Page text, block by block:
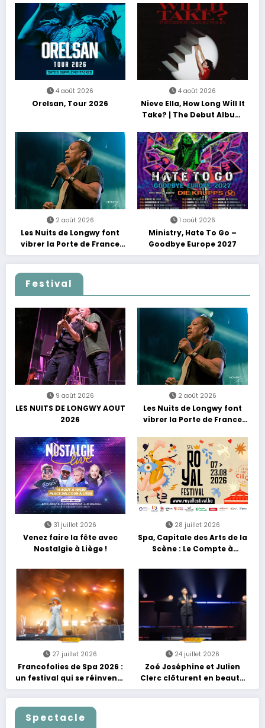
4 août 2026
Orelsan, Tour 2026
4 août 2026
Nieve Ella, How Long Will It
Take? | The Debut Album
2 août 2026
Les Nuits de Longwy font
vibrer la Porte de France
avec une soirée entre
découvertes et énergie
reggae
1 août 2026
Ministry, Hate To Go –
Goodbye Europe 2027
Festival
9 août 2026
LES NUITS DE LONGWY AOUT
2026
2 août 2026
Les Nuits de Longwy font
vibrer la Porte de France
découvertes et énergie
reggae
31 juillet 2026
Venez faire la fête avec
Nostalgie à Liège !
28 juillet 2026
Spa, Capitale des Arts de la
Scène : Le Compte à
27 juillet 2026
Francofolies de Spa 2026 :
un festival qui se réinvente
entre nouveautés et
grands moments de scène
24 juillet 2026
Zoé Joséphine et Julien
Clerc clôturent en beauté
Les Nuits Francofolies au
Casino
Spectacle